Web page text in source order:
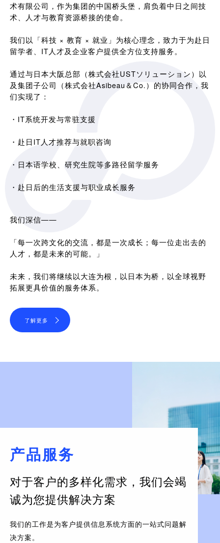
术有限公司，作为集团的中国桥头堡，肩负着中日之间技
术、人才与教育资源桥接的使命。
我们以「科技 × 教育 × 就业」为核心理念，致力于为赴日
留学者、IT人才及企业客户提供全方位支持服务。
通过与日本大阪总部（株式会社USTソリューション）以
及集团子公司（株式会社Asibeau＆Co.）的协同合作，我
们实现了：
・IT系统开发与常驻支援
・赴日IT人才推荐与就职咨询
・日本语学校、研究生院等多路径留学服务
・赴日后的生活支援与职业成长服务
我们深信——
「每一次跨文化的交流，都是一次成长；每一位走出去的
人才，都是未来的可能。」
未来，我们将继续以大连为根，以日本为桥，以全球视野
拓展更具价值的服务体系。
了解更多
产品服务
对于客户的多样化需求， 我们会竭
诚为您提供解决方案
我们的工作是为客户提供信息系统方面的一站式问题解
决方案。